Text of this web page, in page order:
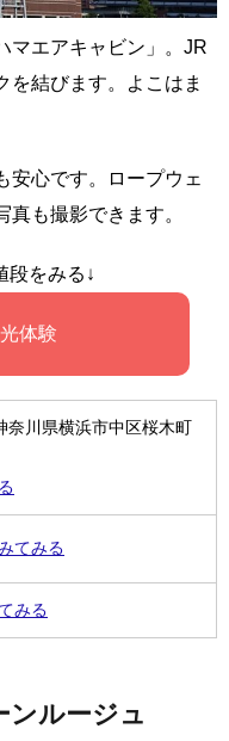
マエアキャビン」。JR
を結びます。よこはま
安心です。ロープウェ
も撮影できます。
段をみる↓
体験
奈川県横浜市中区桜木町
てみる
みる
ンルージュ